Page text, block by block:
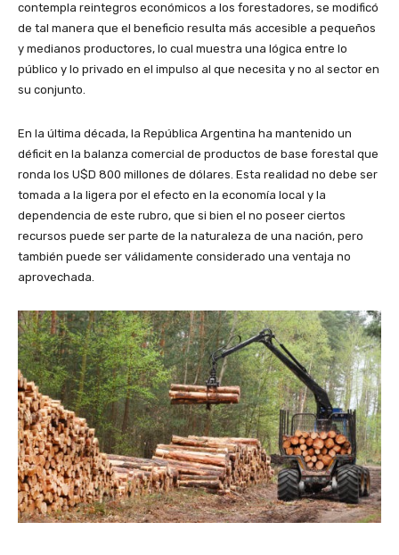
contempla reintegros económicos a los forestadores, se modificó
de tal manera que el beneficio resulta más accesible a pequeños
y medianos productores, lo cual muestra una lógica entre lo
público y lo privado en el impulso al que necesita y no al sector en
su conjunto.
En la última década, la República Argentina ha mantenido un
déficit en la balanza comercial de productos de base forestal que
ronda los U$D 800 millones de dólares. Esta realidad no debe ser
tomada a la ligera por el efecto en la economía local y la
dependencia de este rubro, que si bien el no poseer ciertos
recursos puede ser parte de la naturaleza de una nación, pero
también puede ser válidamente considerado una ventaja no
aprovechada.